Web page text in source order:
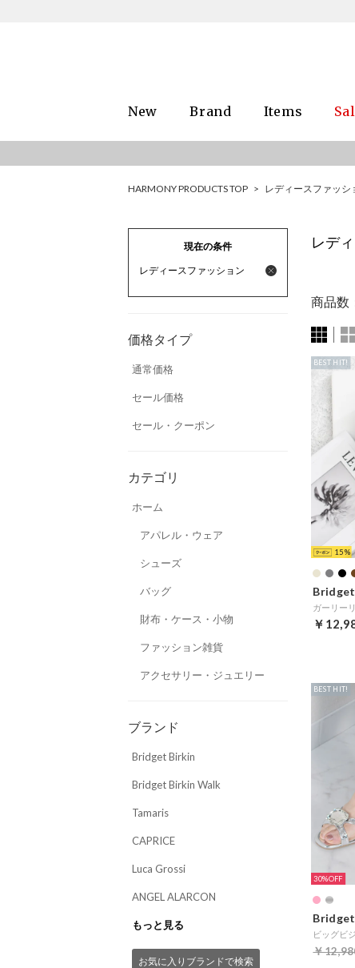
New Brand Items
HARMONY PRODUCTS TOP > レディースファッシ
現在の条件
レディースファッション
価格タイプ
通常価格
セール価格
セール・クーポン
カテゴリ
ホーム
アパレル・ウェア
シューズ
バッグ
財布・ケース・小物
ファッション雑貨
アクセサリー・ジュエリー
ブランド
Bridget Birkin
Bridget Birkin Walk
Tamaris
CAPRICE
Luca Grossi
ANGEL ALARCON
もっと見る
お気に入りブランドで検索
レデ
商品数
BEST HIT!
15
￥
BEST HIT!
30%
ビッグビ
￥